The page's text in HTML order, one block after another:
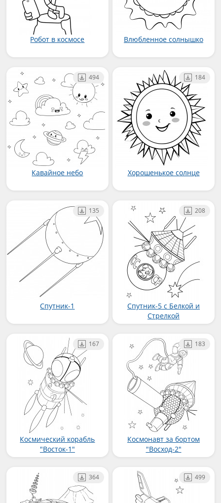
Робот в космосе Влюбленное солнышко
Кавайное небо
494
Хорошенькое солнце
184
Спутник-1
135
Спутник-5 с Белкой и
Стрелкой
208
Космический корабль
"Восток-1"
167
Космонавт за бортом
"Восход-2"
183
364 499